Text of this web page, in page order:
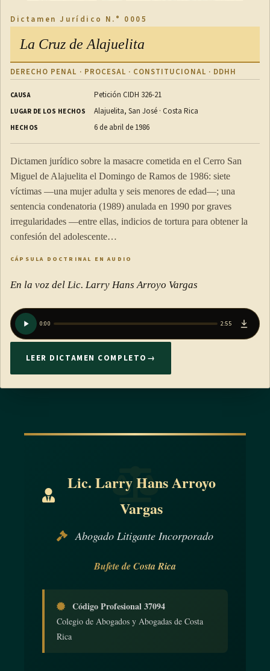
Dictamen Jurídico N.° 0005
La Cruz de Alajuelita
DERECHO PENAL · PROCESAL · CONSTITUCIONAL · DDHH
CAUSA Petición CIDH 326-21
LUGAR DE LOS HECHOS Alajuelita, San José · Costa Rica
HECHOS 6 de abril de 1986
Dictamen jurídico sobre la masacre cometida en el Cerro San
Miguel de Alajuelita el Domingo de Ramos de 1986: siete
víctimas —una mujer adulta y seis menores de edad—; una
sentencia condenatoria (1989) anulada en 1990 por graves
irregularidades —entre ellas, indicios de tortura para obtener la
confesión del adolescente…
CÁPSULA DOCTRINAL EN AUDIO
En la voz del Lic. Larry Hans Arroyo Vargas
0:00 2:55
LEER DICTAMEN COMPLETO →
Lic. Larry Hans Arroyo
Vargas
Abogado Litigante Incorporado
Bufete de Costa Rica
Código Profesional 37094
Colegio de Abogados y Abogadas de Costa
Rica